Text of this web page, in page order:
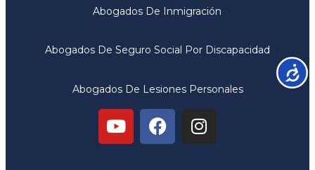
Abogados De Inmigración
Abogados De Seguro Social Por Discapacidad
Abogados De Lesiones Personales